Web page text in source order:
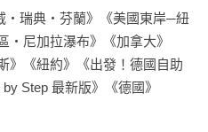
& Capitol Hill
D.C.
‧瑞典‧芬蘭》《美國東岸─紐
尼加拉瀑布》《加拿大》
》《紐約》《出發！德國自助
Step 最新版》《德國》